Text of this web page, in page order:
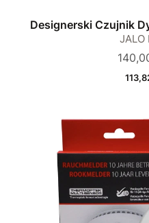
Designerski Czujnik
JALO
Cena
Cena